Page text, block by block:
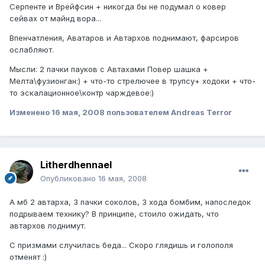
Серпенте и Врейфсин + никогда бы не подумал о ковер
сейвах от майнд вора...
Впенчатления, Аватаров и Автархов поднимают, фарсиров
ослабляют.
Мысли: 2 пачки пауков с Автахами Повер шашка +
Мелта\фузионган:) + что-то стрелючее в трупсу+ ходоки + что-
то эскалационное\контр чарждевое:)
Изменено 16 мая, 2008 пользователем Andreas Terror
Litherdhennael
Опубликовано 16 мая, 2008
А мб 2 автарха, 3 пачки соколов, 3 хода бомбим, напоследок
подрываем технику? В принципе, стоило ожидать, что
автархов поднимут.
С призмами случилась беда... Скоро глядишь и голополя
отменят :)